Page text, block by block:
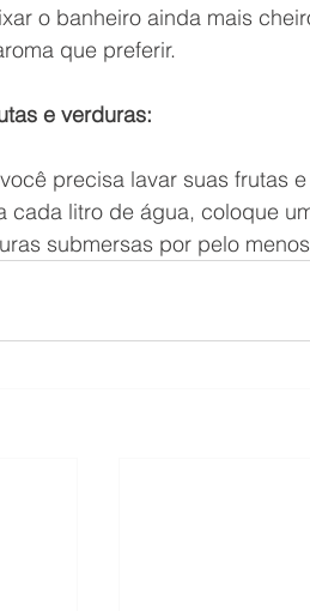
o banheiro ainda mais
que preferir.
e verduras:
precisa lavar suas frutas
cada litro de água, coloque
submersas por pelo